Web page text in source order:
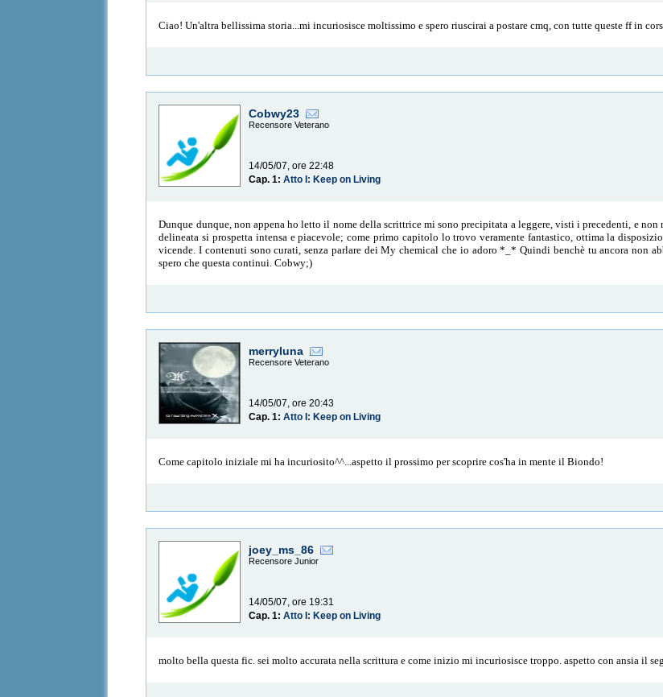
Ciao! Un'altra bellissima storia...mi incuriosisce moltissimo e spero riuscirai a postare cmq, con tutte queste ff in
Cobwy23
Recensore Veterano
14/05/07, ore 22:48
Cap. 1:Atto I: Keep on Living
Dunque dunque, non appena ho letto il nome della scrittrice mi sono precipitata a leggere, visti i precedenti, e non
delineata si prospetta intensa e piacevole; come primo capitolo lo trovo veramente fantastico, ottima la
vicende. I contenuti sono curati, senza parlare dei My chemical che io adoro *_* Quindi benchè tu ancora non
spero che questa continui. Cobwy;)
merryluna
Recensore Veterano
14/05/07, ore 20:43
Cap. 1:Atto I: Keep on Living
Come capitolo iniziale mi ha incuriosito^^...aspetto il prossimo per scoprire cos'ha in mente il Biondo!
joey_ms_86
Recensore Junior
14/05/07, ore 19:31
Cap. 1:Atto I: Keep on Living
molto bella questa fic. sei molto accurata nella scrittura e come inizio mi incuriosisce troppo. aspetto con ansia il